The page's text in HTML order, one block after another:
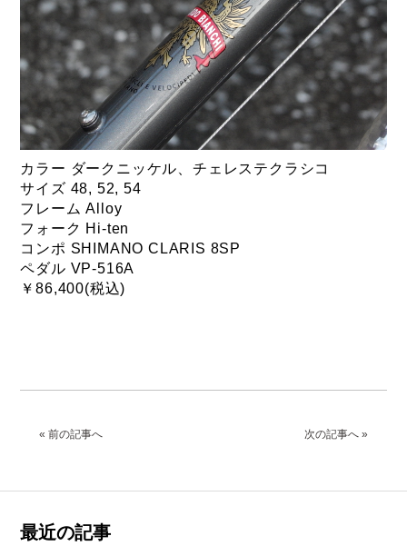
カラー ダークニッケル、チェレステクラシコ
サイズ 48, 52, 54
フレーム Alloy
フォーク Hi-ten
コンポ SHIMANO CLARIS 8SP
ペダル VP-516A
￥86,400(税込)
次の記事へ »
« 前の記事へ
最近の記事